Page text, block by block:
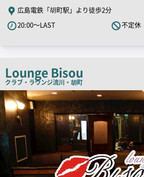
PR
キ
ャ
ピ
ー
広島電鉄「胡町駅」より徒歩2分
20:00～LAST
不定休
Lounge Bisou
クラブ・ラウンジ流川・胡町
店
舗
PR
画
像